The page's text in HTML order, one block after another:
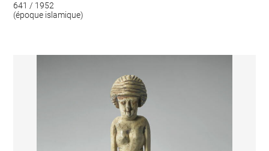
641 / 1952
(époque islamique)